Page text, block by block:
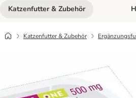
Katzenfutter & Zubehör
Katzenfutter & Zubehör